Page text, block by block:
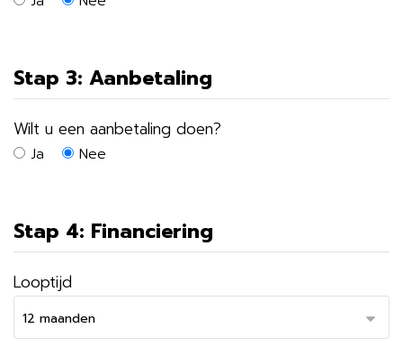
Stap 3: Aanbetaling
Wilt u een aanbetaling doen?
Ja Nee
Stap 4: Financiering
Looptijd